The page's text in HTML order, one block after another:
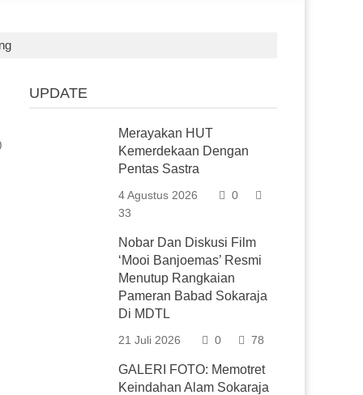
UPDATE
Merayakan HUT
Kemerdekaan Dengan
Pentas Sastra
4 Agustus 2026
0
33
Nobar Dan Diskusi Film
‘Mooi Banjoemas’ Resmi
Menutup Rangkaian
Pameran Babad Sokaraja
Di MDTL
21 Juli 2026 0 78
GALERI FOTO: Memotret
Keindahan Alam Sokaraja